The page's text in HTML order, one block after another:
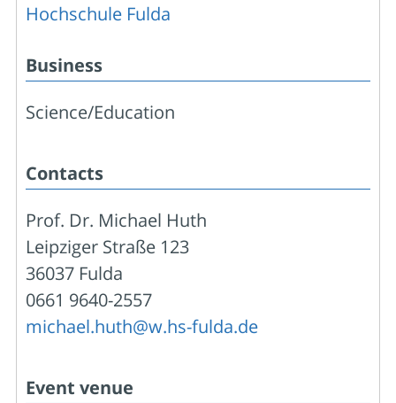
Hochschule Fulda
Business
Science/Education
Contacts
Prof. Dr. Michael Huth
Leipziger Straße 123
36037 Fulda
0661 9640-2557
michael.huth@w.hs-fulda.de
Event venue